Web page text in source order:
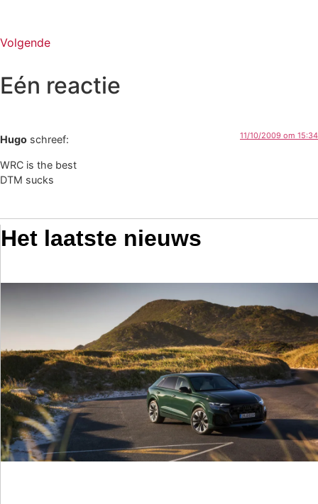
Volgende
Eén reactie
Hugo schreef: 11/10/2009 om 15:34
WRC is the best
DTM sucks
Het laatste nieuws